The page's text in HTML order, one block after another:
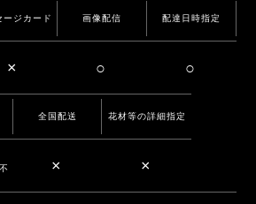
ージカード
×
画像配信
○
配達日時指定
○
全国配送
×
花材等の詳細指定
×